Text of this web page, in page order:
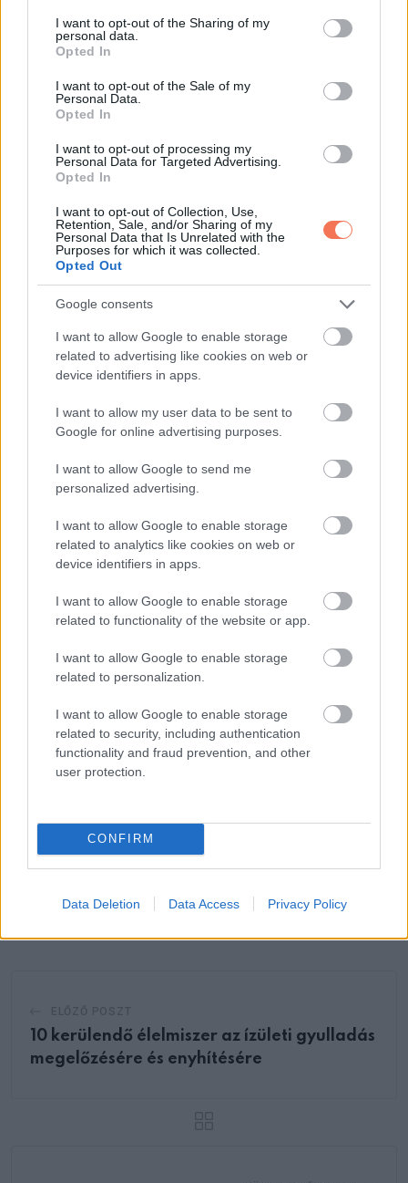
not limited to your visit or usage behaviour. You may click to
grant or deny consent to Google and its third-party tags to
use your data for below specified purposes in below Google
consent section.
I want to opt-out of the Sharing of my
personal data.
Opted In
I want to opt-out of the Sale of my
Personal Data.
Opted In
I want to opt-out of processing my
Personal Data for Targeted Advertising.
Opted In
I want to opt-out of Collection, Use,
Retention, Sale, and/or Sharing of my
Personal Data that Is Unrelated with the
Purposes for which it was collected.
Opted Out
Google consents
I want to allow Google to enable storage
related to advertising like cookies on web or
device identifiers in apps.
I want to allow my user data to be sent to
Google for online advertising purposes.
I want to allow Google to send me
personalized advertising.
I want to allow Google to enable storage
related to analytics like cookies on web or
device identifiers in apps.
I want to allow Google to enable storage
related to functionality of the website or app.
I want to allow Google to enable storage
related to personalization.
I want to allow Google to enable storage
related to security, including authentication
functionality and fraud prevention, and other
user protection.
CONFIRM
Data Deletion Data Access Privacy Policy
Határozott, bátor és független alkat vagy. Szereted a
kihívásokat, és szívesen tanulsz új dolgokat. A fejlődés
fontos neked, ezért nem riadsz vissza attól, ami másokat
talán megijeszt. Kitartásod miatt sokan csodálnak,
ugyanakkor a magabiztos külső mögött érzékeny,
védelmező szív rejlik. Számodra a siker nemcsak
eredményekről szól, hanem arról is, hogy tiszta maradjon a
Mit árul el a választásod?
Bár ez a teszt nem tudományos módszer, mégis rávilágít
azt, ami benned is ott van. Lehet, hogy nyugodt, biztos pont
vagy mások életében, lehet, hogy napfényt viszel a
segítesz másoknak.
A választott sziluett gyakran megmutatja, hogyan szeretsz,
hogyan érzékelsz és hogyan vagy jelen a világban. Talán a
végén kiderül, hogy a szépség nagy része abban rejlik,
ahogyan nézed az embereket és az életet.
Oszd meg ezt a posztot:
via
10 kerülendő élelmiszer az ízületi gyulladás
megelőzésére és enyhítésére